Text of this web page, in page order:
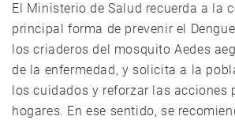
El Ministerio de Salud recuerda a la
principal forma de prevenir el
los criaderos del mosquito Aedes
de la enfermedad, y solicita a la
los cuidados y reforzar las acciones
hogares. En ese sentido, se